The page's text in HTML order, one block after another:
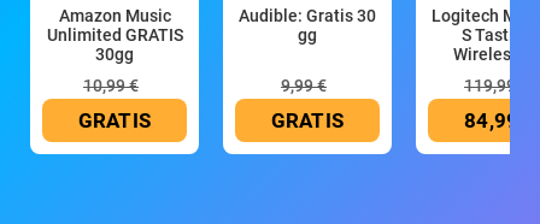
Amazon Music
Unlimited GRATIS
30gg
10,99 €
GRATIS
Audible: Gratis 30
gg
9,99 €
GRATIS
Logitech MX
S Tastiera
Wireless
119,99 €
84,99 €